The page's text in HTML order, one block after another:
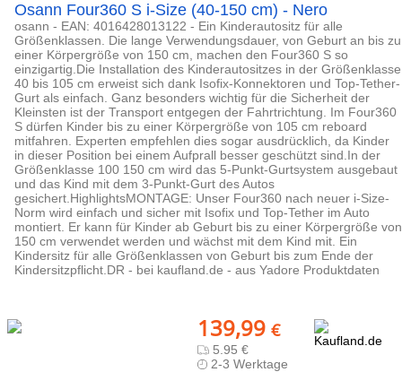
Osann Four360 S i-Size (40-150 cm) - Nero
osann - EAN: 4016428013122 - Ein Kinderautositz für alle
Größenklassen. Die lange Verwendungsdauer, von Geburt an bis zu
einer Körpergröße von 150 cm, machen den Four360 S so
einzigartig.Die Installation des Kinderautositzes in der Größenklasse
40 bis 105 cm erweist sich dank Isofix-Konnektoren und Top-Tether-
Gurt als einfach. Ganz besonders wichtig für die Sicherheit der
Kleinsten ist der Transport entgegen der Fahrtrichtung. Im Four360
S dürfen Kinder bis zu einer Körpergröße von 105 cm reboard
mitfahren. Experten empfehlen dies sogar ausdrücklich, da Kinder
in dieser Position bei einem Aufprall besser geschützt sind.In der
Größenklasse 100 150 cm wird das 5-Punkt-Gurtsystem ausgebaut
und das Kind mit dem 3-Punkt-Gurt des Autos
gesichert.HighlightsMONTAGE: Unser Four360 nach neuer i-Size-
Norm wird einfach und sicher mit Isofix und Top-Tether im Auto
montiert. Er kann für Kinder ab Geburt bis zu einer Körpergröße von
150 cm verwendet werden und wächst mit dem Kind mit. Ein
Kindersitz für alle Größenklassen von Geburt bis zum Ende der
Kindersitzpflicht.DR - bei kaufland.de - aus Yadore Produktdaten
139,99 €
5.95 €
2-3 Werktage